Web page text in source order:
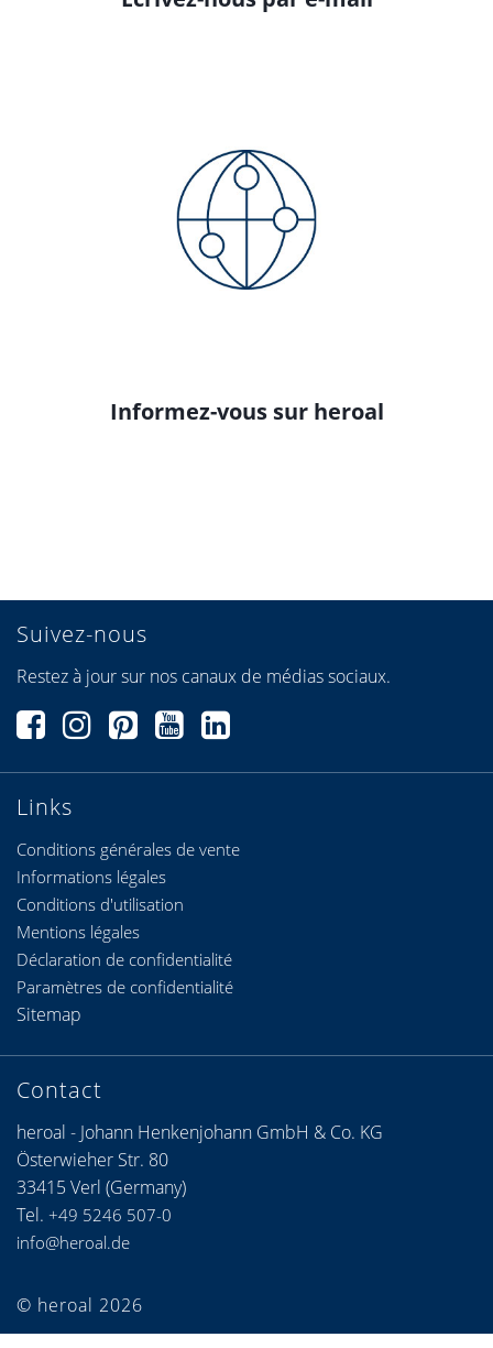
Informez-vous sur heroal
Links
Conditions générales de vente
Informations légales
Conditions d'utilisation
Suivez-nous
Restez à jour sur nos canaux de médias sociaux.
Contact
heroal - Johann Henkenjohann GmbH & Co. KG
Österwieher Str. 80
33415 Verl (Germany)
Tel. +49 5246 507-0
info@heroal.de
Mentions légales
Déclaration de confidentialité
Paramètres de confidentialité
Sitemap
© heroal 2026